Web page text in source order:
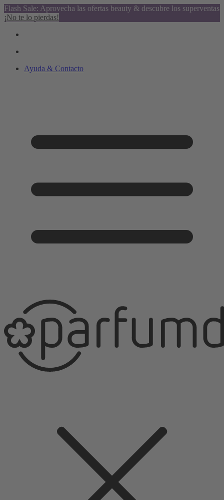
Flash Sale: Aprovecha las ofertas beauty & descubre los superventas
¡No te lo pierdas!
Ayuda & Contacto